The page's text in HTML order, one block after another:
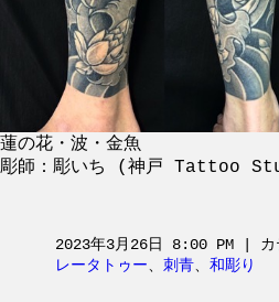
蓮の花・波・金魚
彫師：彫いち (神戸 Tattoo
2023年3月26日 8:00 PM | カ
レータトゥー、 刺青、 和彫り